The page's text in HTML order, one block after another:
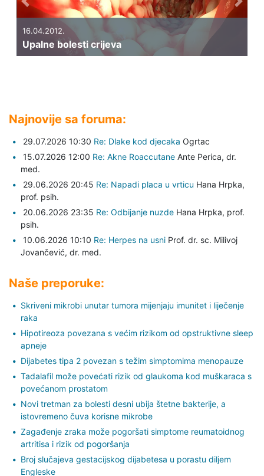
16.04.2012.
Upalne bolesti crijeva
Previous Next
Najnovije sa foruma:
29.07.2026 10:30 Re: Dlake kod djecaka Ogrtac
15.07.2026 12:00 Re: Akne Roaccutane Ante Perica, dr.
med.
29.06.2026 20:45 Re: Napadi placa u vrticu Hana Hrpka,
prof. psih.
20.06.2026 23:35 Re: Odbijanje nuzde Hana Hrpka, prof.
psih.
10.06.2026 10:10 Re: Herpes na usni Prof. dr. sc. Milivoj
Jovančević, dr. med.
Naše preporuke:
Skriveni mikrobi unutar tumora mijenjaju imunitet i liječenje
raka
Hipotireoza povezana s većim rizikom od opstruktivne sleep
apneje
Dijabetes tipa 2 povezan s težim simptomima menopauze
Tadalafil može povećati rizik od glaukoma kod muškaraca s
povećanom prostatom
Novi tretman za bolesti desni ubija štetne bakterije, a
istovremeno čuva korisne mikrobe
Zagađenje zraka može pogoršati simptome reumatoidnog
artritisa i rizik od pogoršanja
Broj slučajeva gestacijskog dijabetesa u porastu diljem
Engleske